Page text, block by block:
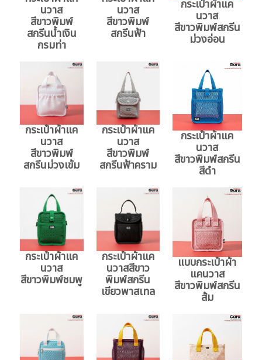
นวาส
สีขาวพิมพ์
สกรีนน้ำเงิน
กรมท่า
นวาส
สีขาวพิมพ์
สกรีนฟ้า
กระเป๋าผ้าแค
นวาส
สีขาวพิมพ์สกรีน
ม่วงอ่อน
กระเป๋าผ้าแค
นวาส
สีขาวพิมพ์
สกรีนม่วงเข้ม
กระเป๋าผ้าแค
นวาส
สีขาวพิมพ์
สกรีนฟ้าคราม
กระเป๋าผ้าแค
นวาส
สีขาวพิมพ์สกรีน
สีดำ
กระเป๋าผ้าแค
นวาส
สีขาวพิมพ์ชมพู
กระเป๋าผ้าแค
นวาสสีขาว
พิมพ์สกรีน
เขียวพาสเทล
แบบกระเป๋าผ้า
แคนวาส
สีขาวพิมพ์สกรีน
ส้ม